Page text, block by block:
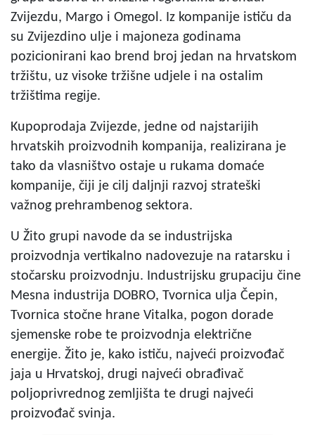
Zvijezdu, Margo i Omegol. Iz kompanije ističu da
su Zvijezdino ulje i majoneza godinama
pozicionirani kao brend broj jedan na hrvatskom
tržištu, uz visoke tržišne udjele i na ostalim
tržištima regije.
Kupoprodaja Zvijezde, jedne od najstarijih
hrvatskih proizvodnih kompanija, realizirana je
tako da vlasništvo ostaje u rukama domaće
kompanije, čiji je cilj daljnji razvoj strateški
važnog prehrambenog sektora.
U Žito grupi navode da se industrijska
proizvodnja vertikalno nadovezuje na ratarsku i
stočarsku proizvodnju. Industrijsku grupaciju čine
Mesna industrija DOBRO, Tvornica ulja Čepin,
Tvornica stočne hrane Vitalka, pogon dorade
sjemenske robe te proizvodnja električne
energije. Žito je, kako ističu, najveći proizvođač
jaja u Hrvatskoj, drugi najveći obrađivač
poljoprivrednog zemljišta te drugi najveći
proizvođač svinja.